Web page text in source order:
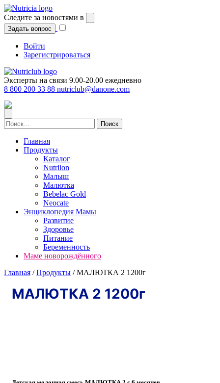
Перейти
к
содержимому
Следите за новостями в
Задать вопрос
Войти
Зарегистрироваться
Эксперты на связи 9.00-20.00 ежедневно
8 800 200 33 88 nutriclub@danone.com
Найти:
Главная
Продукты
Каталог
Nutrilon
Малыш
Малютка
Bebelac Gold
Neocate
Энциклопедия Мамы
Развитие
Здоровье
Питание
Беременность
Маме новорождённого
Главная /Продукты /МАЛЮТКА 2 1200г
МАЛЮТКА 2 1200г